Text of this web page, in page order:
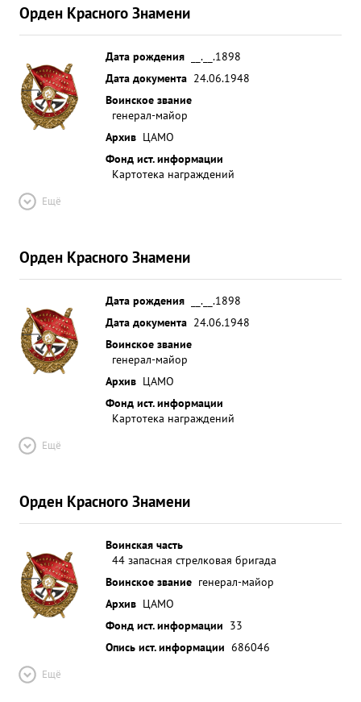
Орден Красного Знамени
Дата рождения
__.__.1898
Дата документа 24.06.1948
Воинское звание
генерал-майор
Архив ЦАМО
Фонд ист. информации
Картотека награждений
Ещё
Орден Красного Знамени
Дата рождения
__.__.1898
Дата документа 24.06.1948
Воинское звание
генерал-майор
Архив ЦАМО
Фонд ист. информации
Картотека награждений
Ещё
Орден Красного Знамени
Воинская часть
44 запасная стрелковая бригада
Воинское звание генерал-майор
Архив ЦАМО
Фонд ист. информации 33
Опись ист. информации 686046
Ещё